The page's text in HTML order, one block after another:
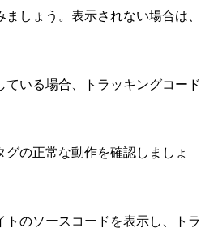
しょう。表示されない場合は、
いる場合、トラッキングコード
の正常な動作を確認しましょ
のソースコードを表示し、トラ